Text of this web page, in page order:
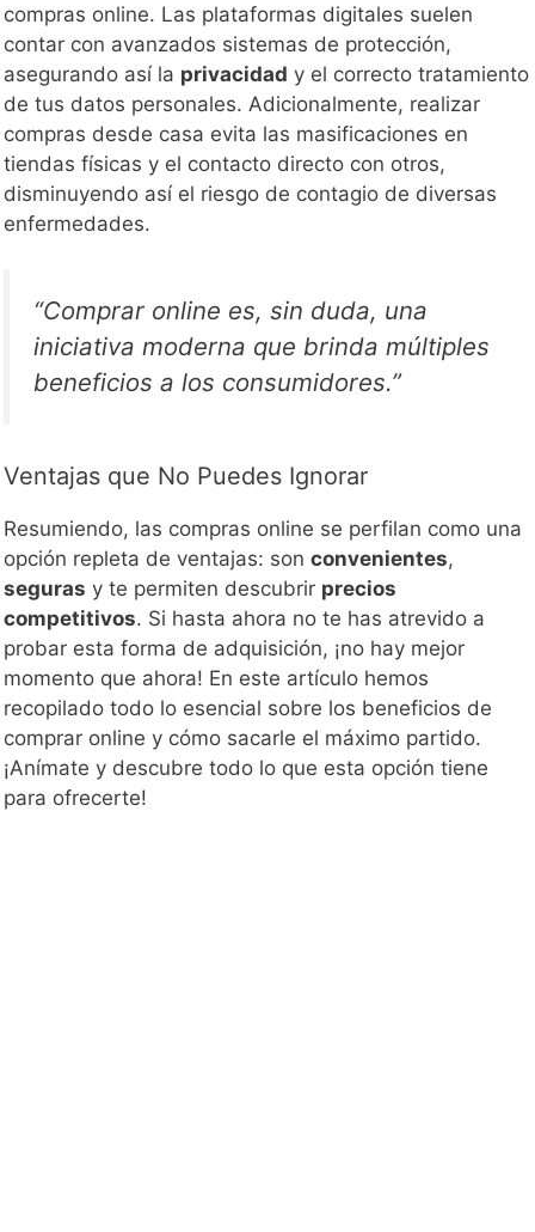
compras online. Las plataformas digitales suelen
contar con avanzados sistemas de protección,
asegurando así la privacidad y el correcto tratamiento
de tus datos personales. Adicionalmente, realizar
compras desde casa evita las masificaciones en
tiendas físicas y el contacto directo con otros,
disminuyendo así el riesgo de contagio de diversas
enfermedades.
“Comprar online es, sin duda, una
iniciativa moderna que brinda múltiples
beneficios a los consumidores.”
Ventajas que No Puedes Ignorar
Resumiendo, las compras online se perfilan como una
opción repleta de ventajas: son convenientes,
seguras y te permiten descubrir precios
competitivos. Si hasta ahora no te has atrevido a
probar esta forma de adquisición, ¡no hay mejor
momento que ahora! En este artículo hemos
recopilado todo lo esencial sobre los beneficios de
comprar online y cómo sacarle el máximo partido.
¡Anímate y descubre todo lo que esta opción tiene
para ofrecerte!